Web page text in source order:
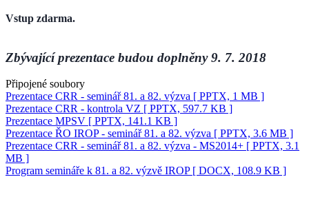
Vstup zdarma.
Zbývající prezentace budou doplněny 9. 7. 2018
Připojené soubory
Prezentace CRR - seminář 81. a 82. výzva [ PPTX, 1 MB ]
Prezentace CRR - kontrola VZ [ PPTX, 597.7 KB ]
Prezentace MPSV [ PPTX, 141.1 KB ]
Prezentace ŘO IROP - seminář 81. a 82. výzva [ PPTX, 3.6 MB ]
Prezentace CRR - seminář 81. a 82. výzva - MS2014+ [ PPTX, 3.1
MB ]
Program semináře k 81. a 82. výzvě IROP [ DOCX, 108.9 KB ]